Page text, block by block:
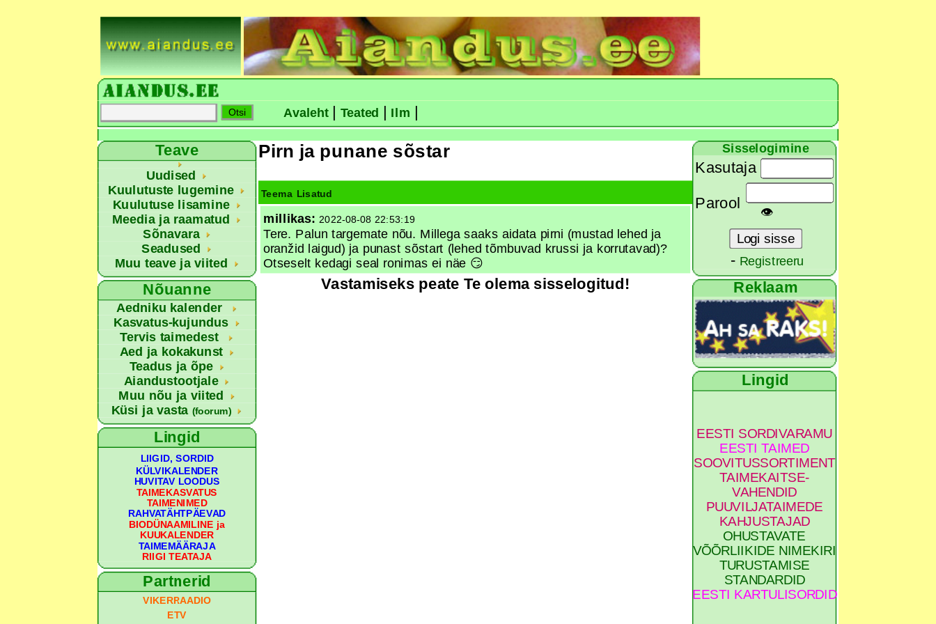
Avaleht| Teated Ilm
Teave
Uudised
Kuulutuste lugemine
Kuulutuse lisamine
Meedia ja raamatud
Sõnavara
Seadused
Muu teave ja viited
Nõuanne
Aedniku kalender
Kasvatus-kujundus
Tervis taimedest
Aed ja kokakunst
Teadus ja õpe
Aiandustootjale
Muu nõu ja viited
Küsi ja vasta (foorum)
Lingid
LIIGID, SORDID
KÜLVIKALENDER
HUVITAV LOODUS
TAIMEKASVATUS
TAIMENIMED
RAHVATÄHTPÄEVAD
BIODÜNAAMILINE ja
KUUKALENDER
TAIMEMÄÄRAJA
RIIGI TEATAJA
Partnerid
VIKERRAADIO
ETV
Pirn ja punane sõstar
Teema Lisatud
millikas: 2022-08-08 22:53:19
Tere. Palun targemate nõu. Millega saaks aidata pirni (mustad lehed ja
oranžid laigud) ja punast sõstart (lehed tõmbuvad krussi ja korrutavad)?
Otseselt kedagi seal ronimas ei näe 😏
Vastamiseks peate Te olema sisselogitud!
Sisselogimine
Kasutaja
Parool
👁
- Registreeru
Reklaam
Lingid
EESTI SORDIVARAMU
EESTI TAIMED
SOOVITUSSORTIMENT
TAIMEKAITSE-
VAHENDID
PUUVILJATAIMEDE
KAHJUSTAJAD
OHUSTAVATE
VÕÕRLIIKIDE NIMEKIRI
TURUSTAMISE
STANDARDID
EESTI KARTULISORDID